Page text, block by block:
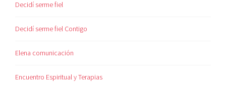
Decidí serme fiel
Decidí serme fiel Contigo
Elena comunicación
Encuentro Espiritual y Terapias